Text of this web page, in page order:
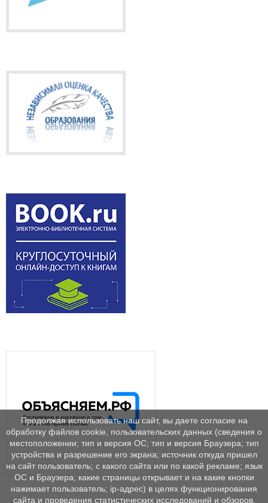
Продолжая использовать наш сайт, вы даете согласие на
обработку файлов cookie, пользовательских данных (сведения о
местоположении; тип и версия ОС; тип и версия Браузера; тип
устройства и разрешение его экрана; источник откуда пришел
на сайт пользователь; с какого сайта или по какой рекламе; язык
ОС и Браузера; какие страницы открывает и на какие кнопки
нажимает пользователь; ip-адрес) в целях функционирования
сайта и проведения статистических исследований и обзоров.